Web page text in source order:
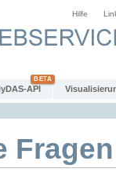
Hilfe
API